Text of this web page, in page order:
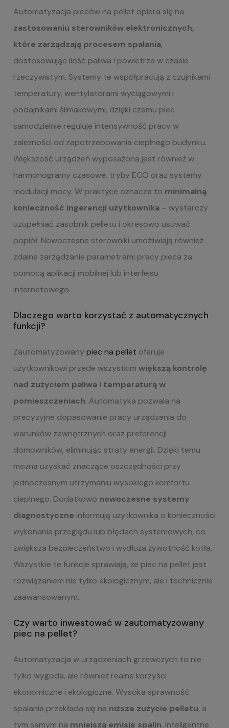
Automatyzacja pieców na pellet opiera się na
zastosowaniu sterowników elektronicznych,
które zarządzają procesem spalania,
dostosowując ilość paliwa i powietrza w czasie
rzeczywistym. Systemy te współpracują z czujnikami
temperatury, wentylatorami wyciągowymi i
podajnikami ślimakowymi, dzięki czemu piec
samodzielnie reguluje intensywność pracy w
zależności od zapotrzebowania cieplnego budynku.
Większość urządzeń wyposażona jest również w
harmonogramy czasowe, tryby ECO oraz systemy
modulacji mocy. W praktyce oznacza to minimalną
konieczność ingerencji użytkownika – wystarczy
uzupełniać zasobnik pelletu i okresowo usuwać
popiół. Nowoczesne sterowniki umożliwiają również
zdalne zarządzanie parametrami pracy pieca za
pomocą aplikacji mobilnej lub interfejsu
internetowego.
Dlaczego warto korzystać z automatycznych
funkcji?
Zautomatyzowany piec na pellet oferuje
użytkownikowi przede wszystkim większą kontrolę
nad zużyciem paliwa i temperaturą w
pomieszczeniach. Automatyka pozwala na
precyzyjne dopasowanie pracy urządzenia do
warunków zewnętrznych oraz preferencji
domowników, eliminując straty energii. Dzięki temu
można uzyskać znaczące oszczędności przy
jednoczesnym utrzymaniu wysokiego komfortu
cieplnego. Dodatkowo nowoczesne systemy
diagnostyczne informują użytkownika o konieczności
wykonania przeglądu lub błędach systemowych, co
zwiększa bezpieczeństwo i wydłuża żywotność kotła.
Wszystkie te funkcje sprawiają, że piec na pellet jest
rozwiązaniem nie tylko ekologicznym, ale i technicznie
zaawansowanym.
Czy warto inwestować w zautomatyzowany
piec na pellet?
Automatyzacja w urządzeniach grzewczych to nie
tylko wygoda, ale również realne korzyści
ekonomiczne i ekologiczne. Wysoka sprawność
spalania przekłada się na niższe zużycie pelletu, a
tym samym na mniejszą emisję spalin. Inteligentne